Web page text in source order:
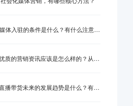
媒体入驻的条件是什么？有什么注意事项？
优质的营销资讯应该是怎么样的？从这几个角...
直播带货未来的发展趋势是什么？有什么好的...